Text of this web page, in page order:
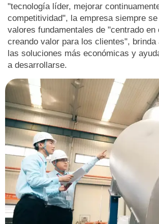
"tecnología líder, mejorar
competitividad", la empresa siempre
valores fundamentales de "centrado en
creando valor para los clientes", brinda
las soluciones más económicas y
a desarrollarse.